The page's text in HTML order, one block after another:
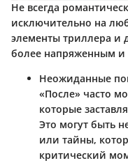
Не всегда
исключительно на
элементы триллера и
более напряженным
Неожиданные
«После» часто
которые
Это могут быть
или тайны,
критический